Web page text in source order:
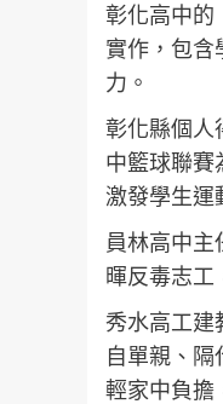
彰化高中的
實作，包含
力。
彰化縣個人
中籃球聯賽
激發學生運
員林高中
暉反毒志工
秀水高工建
自單親、
輕家中負擔